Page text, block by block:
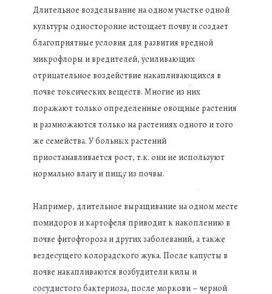
❅
❅
❅
❅
❅
Длительное возделывание на одном участке одной
культуры односторонне истощает почву и создает
благоприятные условия для развития вредной
микрофлоры и вредителей, усиливающих
отрицательное воздействие накапливающихся в
почве токсических веществ. Многие из них
поражают только определенные овощные растения
и размножаются только на растениях одного и того
же семейства. У больных растений
приостанавливается рост, т.к. они не используют
нормально влагу и пищу из почвы.
Например, длительное выращивание на одном месте
помидоров и картофеля приводит к накоплению в
почве фитофтороза и других заболеваний, а также
вездесущего колорадского жука. После капусты в
почве накапливаются возбудители килы и
сосудистого бактериоза, после моркови – черной